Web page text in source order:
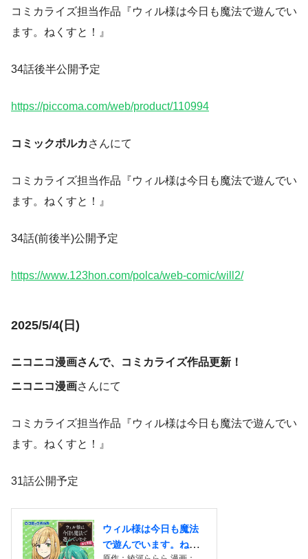
コミカライズ担当作品『ウィル様は今日も魔法で遊んでい
ます。ねくすと！』
34話後半公開予定
https://piccoma.com/web/product/110994
コミックポルカ さんにて
コミカライズ担当作品『ウィル様は今日も魔法で遊んでい
ます。ねくすと！』
34話(前後半)公開予定
https://www.123hon.com/polca/web-comic/will2/
2025/5/4(日)
ニコニコ漫画さんで、コミカライズ作品更新！
ニコニコ漫画さんにて
コミカライズ担当作品『ウィル様は今日も魔法で遊んでい
ます。ねくすと！』
31話公開予定